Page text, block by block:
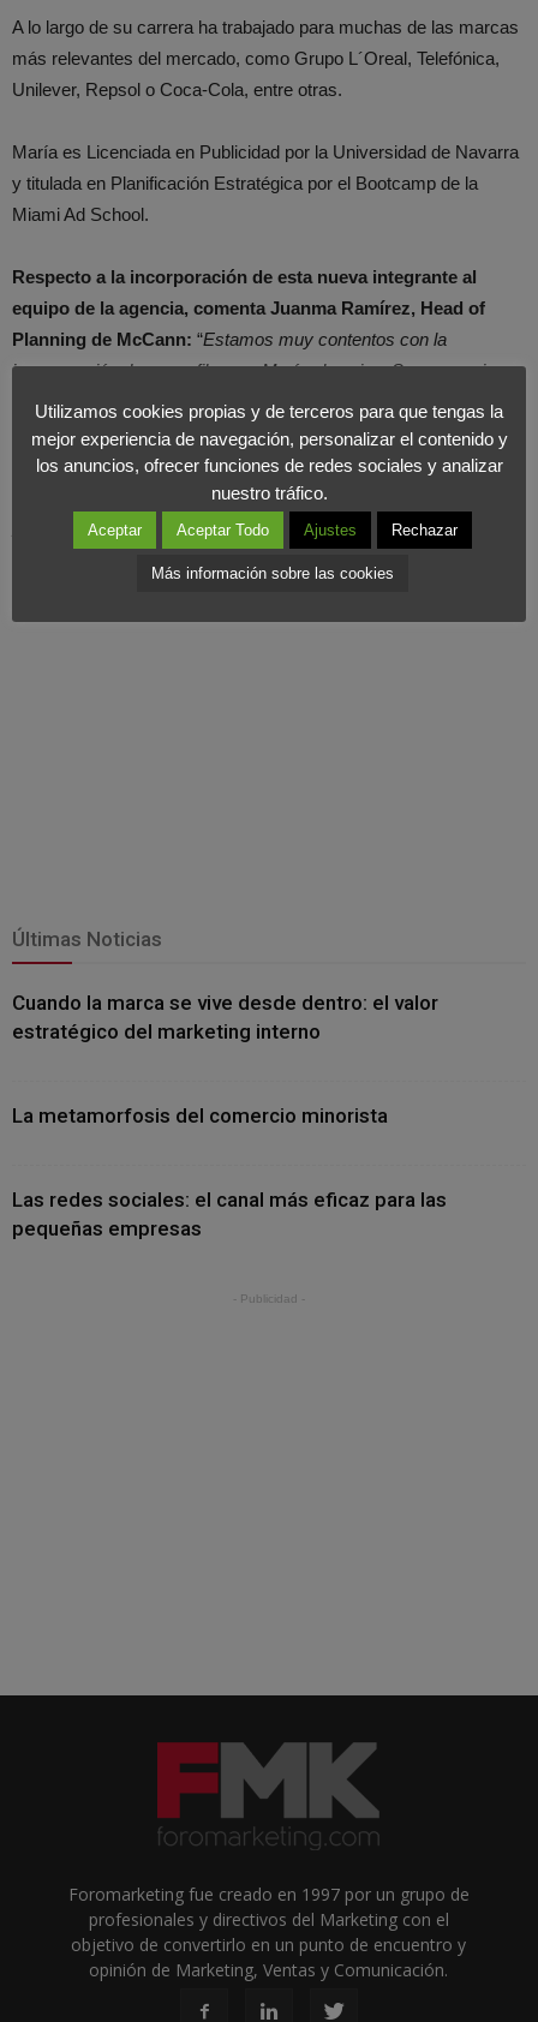
A lo largo de su carrera ha trabajado para muchas de las marcas
más relevantes del mercado, como Grupo L´Oreal, Telefónica,
Unilever, Repsol o Coca-Cola, entre otras.
María es Licenciada en Publicidad por la Universidad de Navarra
y titulada en Planificación Estratégica por el Bootcamp de la
Miami Ad School.
Respecto a la incorporación de esta nueva integrante al
equipo de la agencia, comenta Juanma Ramírez, Head of
Planning de McCann: “Estamos muy contentos con la
incorporación de un perfil como María al equipo. Supone mejorar
nuestra capacidad de integración de thinking digital a todo lo que
hacemos, pero es también una oportunidad para diversificar
nuestra visión de las marcas y de la gente. María tiene mucho
background en proyectos muy especializados y un gran
potencial para contribuir al crecimiento de McCann”.
Últimas Noticias
Cuando la marca se vive desde dentro: el valor
estratégico del marketing interno
La metamorfosis del comercio minorista
Las redes sociales: el canal más eficaz para las
pequeñas empresas
- Publicidad -
Foromarketing fue creado en 1997 por un grupo de
profesionales y directivos del Marketing con el
objetivo de convertirlo en un punto de encuentro y
opinión de Marketing, Ventas y Comunicación.
Utilizamos cookies propias y de terceros para que tengas la
mejor experiencia de navegación, personalizar el contenido y
los anuncios, ofrecer funciones de redes sociales y analizar
nuestro tráfico.
Aceptar Aceptar Todo Ajustes Rechazar
Más información sobre las cookies